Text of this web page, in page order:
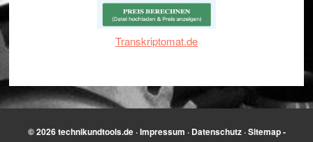
Transkriptomat.de
© 2026technikundtools.de·Impressum · Datenschutz·Sitemap-